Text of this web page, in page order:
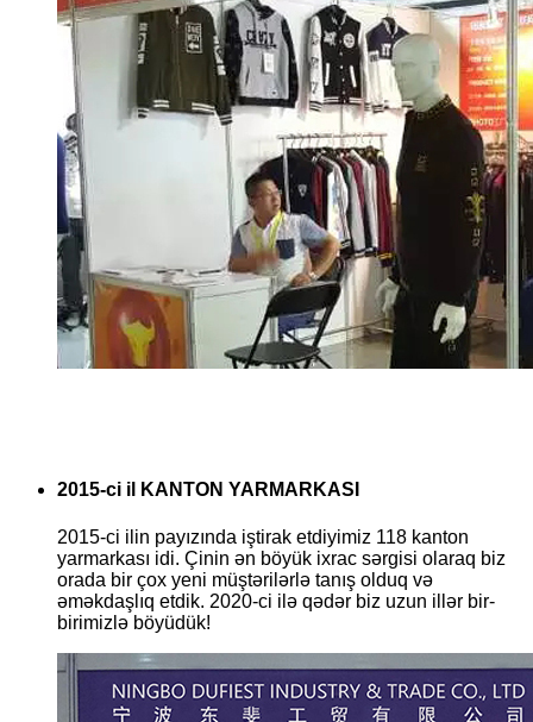
2015-ci il KANTON YARMARKASI
2015-ci ilin payızında iştirak etdiyimiz 118 kanton
yarmarkası idi. Çinin ən böyük ixrac sərgisi olaraq biz
orada bir çox yeni müştərilərlə tanış olduq və
əməkdaşlıq etdik. 2020-ci ilə qədər biz uzun illər bir-
birimizlə böyüdük!